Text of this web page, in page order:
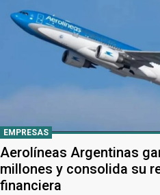
EMPRESAS
Aerolíneas Argentinas
millones y consolida su
financiera